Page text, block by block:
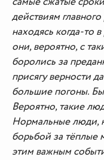
действиям
находясь когда-то
они, вероятно, с
боролись за
присягу верности
большие погоны.
Вероятно, такие
Нормальные люди,
борьбой за тёплые
этим важным